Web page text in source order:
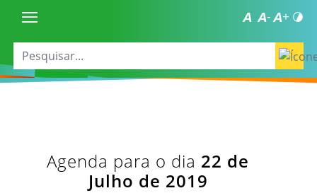
Agenda para o dia 22 de
Julho de 2019